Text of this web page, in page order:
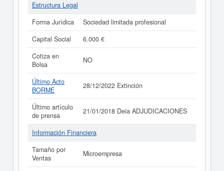
Estructura Legal
Forma Jurídica
Sociedad limitada profesional
Capital Social
6.000 €
Cotiza en
Bolsa
NO
Último Acto
BORME
28/12/2022 Extinción
Último artículo
de prensa
21/01/2018 Deia ADJUDICACIONES
Información Financiera
Tamaño por
Ventas
Microempresa